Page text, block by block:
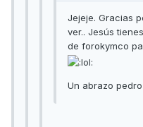
Jejeje. Gracias
ver.. Jesús
de forokymco
Un abrazo pedro